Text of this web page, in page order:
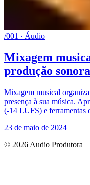
/001 · Áudio
Mixagem
produção
Mixagem musical
presença à sua música.
(-14 LUFS) e ferramentas
23 de maio de 2024
© 2026 Audio Produtora